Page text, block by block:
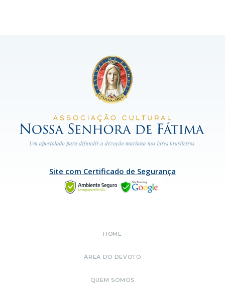
Site com Certificado de Segurança
HOME
ÁREA DO DEVOTO
QUEM SOMOS